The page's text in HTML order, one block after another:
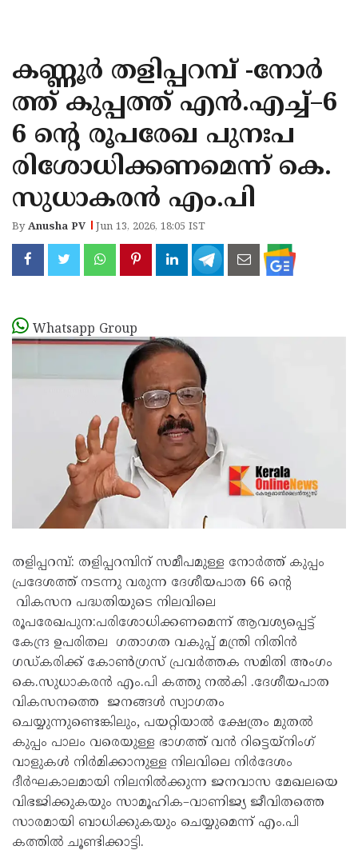
KANNUR
KASARAGOD
കണ്ണൂർ തളിപ്പറമ്പ് -നോർ
ത്ത് കുപ്പത്ത് എൻ.എച്ച്–6
6 ന്റെ രൂപരേഖ പുനഃപ
രിശോധിക്കണമെന്ന് കെ.
സുധാകരൻ എം.പി
ByAnusha PV Jun 13, 2026, 18:05 IST
Whatsapp Group
തളിപ്പറമ്പ്: തളിപ്പറമ്പിന് സമീപമുള്ള നോർത്ത് കുപ്പം
പ്രദേശത്ത് നടന്നു വരുന്ന ദേശീയപാത 66 ന്റെ
വികസന പദ്ധതിയുടെ നിലവിലെ
രൂപരേഖപുന:പരിശോധിക്കണമെന്ന് ആവശ്യപ്പെട്ട്
കേന്ദ്ര ഉപരിതല ഗതാഗത വകുപ്പ് മന്ത്രി നിതിൻ
ഗഡ്കരിക്ക് കോൺഗ്രസ് പ്രവർത്തക സമിതി അംഗം
കെ.സുധാകരൻ എം.പി കത്തു നൽകി .ദേശീയപാത
വികസനത്തെ ജനങ്ങൾ സ്വാഗതം
ചെയ്യുന്നുണ്ടെങ്കിലും, പയറ്റിയാൽ ക്ഷേത്രം മുതൽ
കുപ്പം പാലം വരെയുള്ള ഭാഗത്ത് വൻ റിട്ടെയ്‌നിംഗ്
വാളുകൾ നിർമിക്കാനുള്ള നിലവിലെ നിർദേശം
ദീർഘകാലമായി നിലനിൽക്കുന്ന ജനവാസ മേഖലയെ
വിഭജിക്കുകയും സാമൂഹിക–വാണിജ്യ ജീവിതത്തെ
സാരമായി ബാധിക്കുകയും ചെയ്യുമെന്ന് എം.പി
കത്തിൽ ചൂണ്ടിക്കാട്ടി.